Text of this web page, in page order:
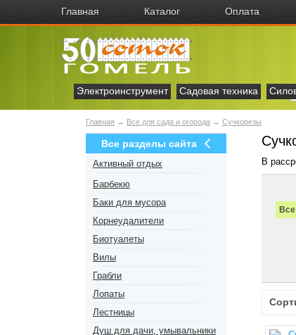
Главная Каталог Оплата
Электроинструмент Садовая техника
Главная → Все для сада и огорода → Сучкорезы
Все разделы сайта
Активный отдых
Барбекю
Баки для мусора
Корнеудалители
Биотуалеты
Вилы
Грабли
Лопаты
Лестницы
Душ для дачи, умывальники
В